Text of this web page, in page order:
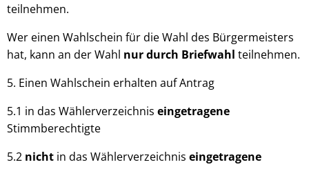
teilnehmen.
Wer einen Wahlschein für die Wahl des Bürgermeisters
hat, kann an der Wahl nur durch Briefwahl teilnehmen.
5. Einen Wahlschein erhalten auf Antrag
5.1 in das Wählerverzeichnis eingetragene
Stimmberechtigte
5.2 nicht in das Wählerverzeichnis eingetragene